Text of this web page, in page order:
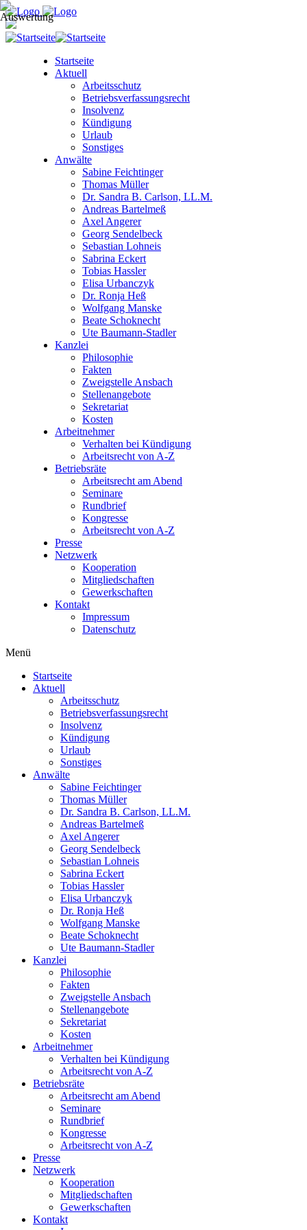
Startseite
Aktuell
Arbeitsschutz
Betriebsverfassungsrecht
Insolvenz
Kündigung
Urlaub
Sonstiges
Anwälte
Sabine Feichtinger
Thomas Müller
Dr. Sandra B. Carlson, LL.M.
Andreas Bartelmeß
Axel Angerer
Georg Sendelbeck
Sebastian Lohneis
Sabrina Eckert
Tobias Hassler
Elisa Urbanczyk
Dr. Ronja Heß
Wolfgang Manske
Beate Schoknecht
Ute Baumann-Stadler
Kanzlei
Philosophie
Fakten
Zweigstelle Ansbach
Stellenangebote
Sekretariat
Kosten
Arbeitnehmer
Verhalten bei Kündigung
Arbeitsrecht von A-Z
Betriebsräte
Arbeitsrecht am Abend
Seminare
Rundbrief
Kongresse
Arbeitsrecht von A-Z
Presse
Netzwerk
Kooperation
Mitgliedschaften
Gewerkschaften
Kontakt
Impressum
Datenschutz
Menü
Startseite
Aktuell
Arbeitsschutz
Betriebsverfassungsrecht
Insolvenz
Kündigung
Urlaub
Sonstiges
Anwälte
Sabine Feichtinger
Thomas Müller
Dr. Sandra B. Carlson, LL.M.
Andreas Bartelmeß
Axel Angerer
Georg Sendelbeck
Sebastian Lohneis
Sabrina Eckert
Tobias Hassler
Elisa Urbanczyk
Dr. Ronja Heß
Wolfgang Manske
Beate Schoknecht
Ute Baumann-Stadler
Kanzlei
Philosophie
Fakten
Zweigstelle Ansbach
Stellenangebote
Sekretariat
Kosten
Arbeitnehmer
Verhalten bei Kündigung
Arbeitsrecht von A-Z
Betriebsräte
Arbeitsrecht am Abend
Seminare
Rundbrief
Kongresse
Arbeitsrecht von A-Z
Presse
Netzwerk
Kooperation
Mitgliedschaften
Gewerkschaften
Kontakt